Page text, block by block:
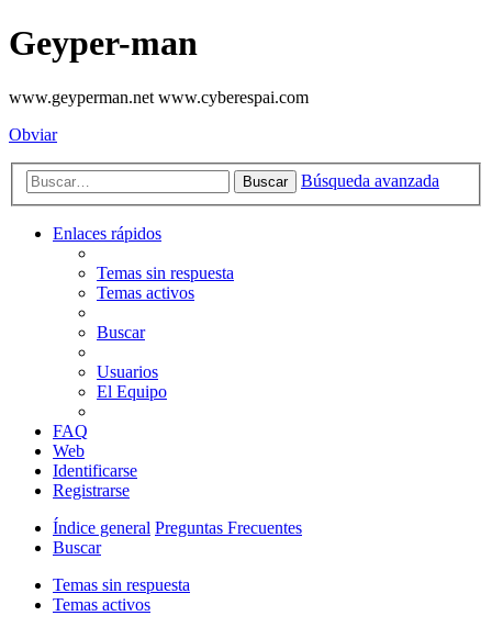
Geyper-man
www.geyperman.net www.cyberespai.com
Obviar
Buscar Búsqueda avanzada
Enlaces rápidos
Temas sin respuesta
Temas activos
Buscar
Usuarios
El Equipo
FAQ
Web
Identificarse
Registrarse
Índice general Preguntas Frecuentes
Buscar
Temas sin respuesta
Temas activos